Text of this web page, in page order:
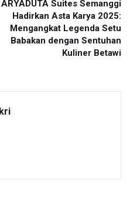
ARYADUTA Suites Semanggi
Hadirkan Asta Karya 2025:
Mengangkat Legenda Setu
Babakan dengan Sentuhan
Kuliner Betawi